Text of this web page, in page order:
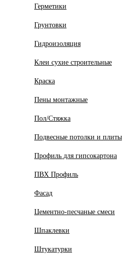
Герметики
Грунтовки
Гидроизоляция
Клеи сухие строительные
Краска
Пены монтажные
Пол/Стяжка
Подвесные потолки и плиты
Профиль для гипсокартона
ПВХ Профиль
Фасад
Цементно-песчаные смеси
Шпаклевки
Штукатурки